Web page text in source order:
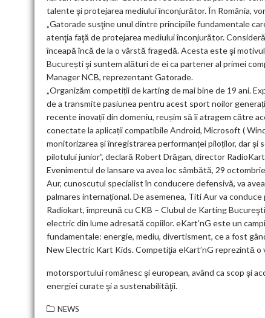
talente şi protejarea mediului înconjurător. În România,
„Gatorade susţine unul dintre principiile fundamentale
atenţia faţă de protejarea mediului înconjurător.
înceapă încă de la o vârstă fragedă. Acesta este şi
București şi suntem alături de ei ca partener al primei
Manager NCB, reprezentant Gatorade.
„Organizăm competiții de karting de mai bine de 19 ani.
de a transmite pasiunea pentru acest sport noilor
recente inovații din domeniu, reușim să îi atragem către
conectate la aplicații compatibile Android, Microsoft (
monitorizarea și înregistrarea performanței piloților, dar
pilotului junior”, declară Robert Drăgan, director
Evenimentul de lansare va avea loc sâmbătă, 29
Aur, cunoscutul specialist în conducere defensivă, va
palmares internațional. De asemenea, Titi Aur va
Radiokart, împreună cu CKB – Clubul de Karting
electric din lume adresată copiilor. eKart’nG este un
fundamentale: energie, mediu, divertisment, ce a fost
New Electric Kart Kids. Competiţia eKart’nG reprezintă
motorsportului românesc şi european, având ca scop şi
energiei curate şi a sustenabilităţii.
NEWS